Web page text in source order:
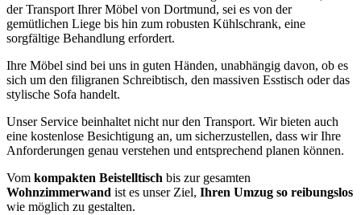
der Transport Ihrer Möbel von Dortmund, sei es von der
gemütlichen Liege bis hin zum robusten Kühlschrank, eine
sorgfältige Behandlung erfordert.
Ihre Möbel sind bei uns in guten Händen, unabhängig davon, ob es
sich um den filigranen Schreibtisch, den massiven Esstisch oder das
stylische Sofa handelt.
Unser Service beinhaltet nicht nur den Transport. Wir bieten auch
eine kostenlose Besichtigung an, um sicherzustellen, dass wir Ihre
Anforderungen genau verstehen und entsprechend planen können.
Vom kompakten Beistelltisch bis zur gesamten
Wohnzimmerwand ist es unser Ziel, Ihren Umzug so reibungslos
wie möglich zu gestalten.